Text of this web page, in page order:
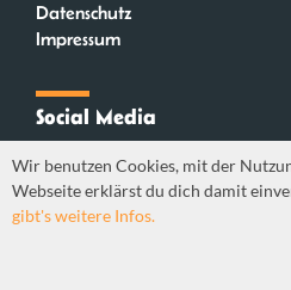
Datenschutz
Impressum
Social Media
Mastodon
Wir benutzen Cookies, mit der
Webseite erklärst du dich damit
gibt's weitere Infos.